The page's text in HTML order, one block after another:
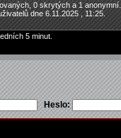
0 skrytých a 1
dne 6.11.2025 , 11:25.
5 minut.
Heslo: